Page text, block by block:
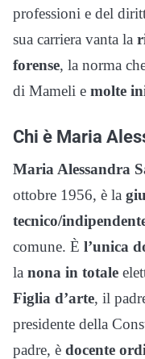
professioni e del
sua carriera vanta la
forense, la norma
di Mameli e molte
Chi è Maria
Maria Alessandra
ottobre 1956, è la
tecnico/
comune. È l’unica
la nona in totale
Figlia d’arte, il
presidente della
padre, è docente